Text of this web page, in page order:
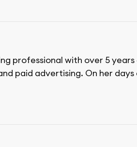
professional with over 5
paid advertising. On her